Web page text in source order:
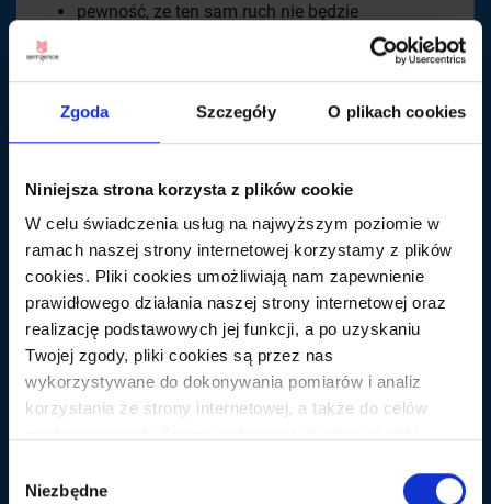
Zgoda Szczegóły O plikach cookies
Niniejsza strona korzysta z plików cookie
W celu świadczenia usług na najwyższym poziomie w
ramach naszej strony internetowej korzystamy z plików
cookies. Pliki cookies umożliwiają nam zapewnienie
prawidłowego działania naszej strony internetowej oraz
realizację podstawowych jej funkcji, a po uzyskaniu
Twojej zgody, pliki cookies są przez nas
wykorzystywane do dokonywania pomiarów i analiz
korzystania ze strony internetowej, a także do celów
anonimowe pingi) podmiotów trzecich w celu korzystania
zgody
Niezbędne
pewność, ze ten sam ruch nie będzie
szczęśliwy, że mogę iść dalej. Teoretycznie, jedyne, co
miałem wtedy zrobić to wysłać cały ten fałszywy ruch
organiczny w Google na moją stronę i czekać.
Przeprowadzenie eksperymentu
Po skonfigurowaniu wszystkiego, zacząłem kierować
boty na moją własną domenę,https://goralewicz.co
Schemat użyty do każdego zapytania był następujący: